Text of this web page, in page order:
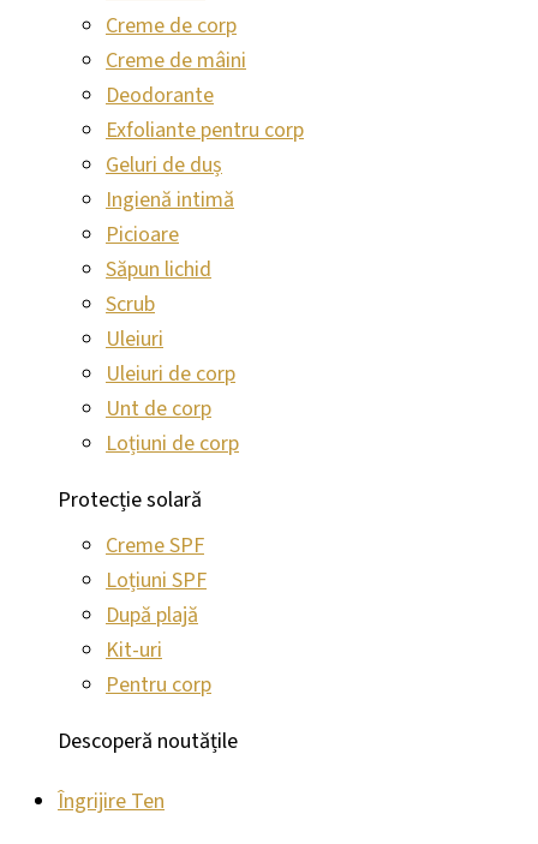
Creme de corp
Creme de mâini
Deodorante
Exfoliante pentru corp
Geluri de duș
Ingienă intimă
Picioare
Săpun lichid
Scrub
Uleiuri
Uleiuri de corp
Unt de corp
Loțiuni de corp
Protecție solară
Creme SPF
Loțiuni SPF
După plajă
Kit-uri
Pentru corp
Descoperă noutățile
Îngrijire Ten